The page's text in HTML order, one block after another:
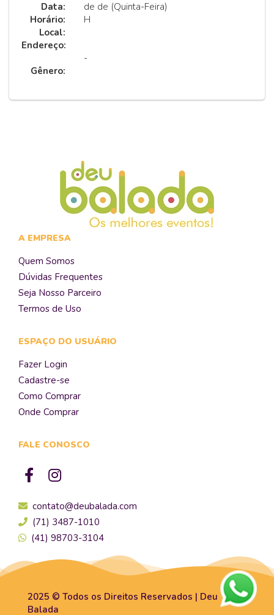
Data:
de de (Quinta-Feira)
Horário:
H
Local:
Endereço:
-
Gênero:
A EMPRESA
Quem Somos
Dúvidas Frequentes
Seja Nosso Parceiro
Termos de Uso
ESPAÇO DO USUÁRIO
Fazer Login
Cadastre-se
Como Comprar
Onde Comprar
FALE CONOSCO
contato@deubalada.com
(71) 3487-1010
(41) 98703-3104
2025 © Todos os Direitos Reservados | Deu
Balada